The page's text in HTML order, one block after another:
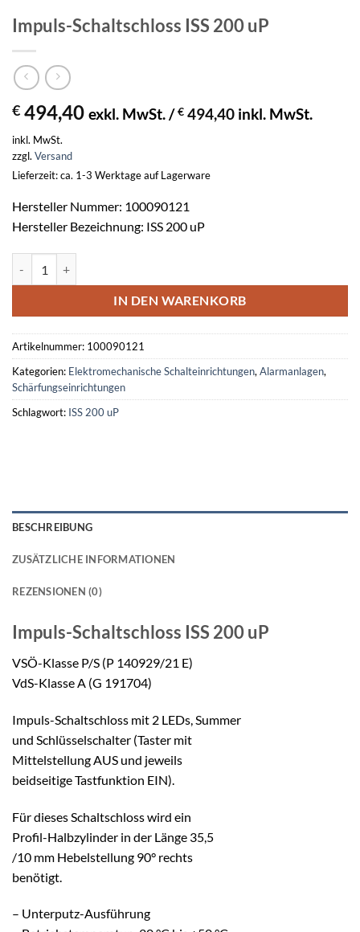
Impuls-Schaltschloss ISS 200 uP
€ 494,40 exkl. MwSt. /€ 494,40 inkl. MwSt.
inkl. MwSt.
zzgl. Versand
Lieferzeit: ca. 1-3 Werktage auf Lagerware
Hersteller Nummer: 100090121
Hersteller Bezeichnung: ISS 200 uP
IN DEN WARENKORB
Artikelnummer: 100090121
Kategorien: Elektromechanische Schalteinrichtungen, Alarmanlagen,
Schärfungseinrichtungen
Schlagwort: ISS 200 uP
BESCHREIBUNG
ZUSÄTZLICHE INFORMATIONEN
REZENSIONEN (0)
Impuls-Schaltschloss ISS 200 uP
VSÖ-Klasse P/S (P 140929/21 E)
VdS-Klasse A (G 191704)
Impuls-Schaltschloss mit 2 LEDs, Summer
und Schlüsselschalter (Taster mit
Mittelstellung AUS und jeweils
beidseitige Tastfunktion EIN).
Für dieses Schaltschloss wird ein
Profil-Halbzylinder in der Länge 35,5
/10 mm Hebelstellung 90° rechts
benötigt.
– Unterputz-Ausführung